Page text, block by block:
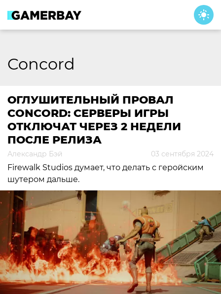
content
Concord
ОГЛУШИТЕЛЬНЫЙ ПРОВАЛ
CONCORD: СЕРВЕРЫ ИГРЫ
ОТКЛЮЧАТ ЧЕРЕЗ 2 НЕДЕЛИ
ПОСЛЕ РЕЛИЗА
Александр Бэй 03 сентября 2024
Firewalk Studios думает, что делать с геройским
шутером дальше.